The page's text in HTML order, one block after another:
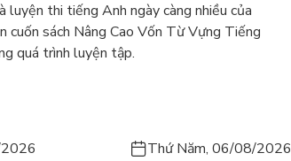
thi tiếng Anh ngày càng nhiều của
cuốn sách Nâng Cao Vốn Từ Vựng Tiếng
quá trình luyện tập.
Thứ Năm, 06/08/2026